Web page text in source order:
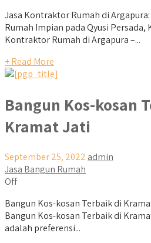
Jasa Kontraktor Rumah di
Rumah Impian pada Qyusi
Kontraktor Rumah di Argapura –...
+ Read More
Bangun Kos-kosan
Kramat Jati
September 25, 2022 admin
Jasa Bangun Rumah
Off
Bangun Kos-kosan Terbaik di
Bangun Kos-kosan Terbaik di
adalah preferensi...